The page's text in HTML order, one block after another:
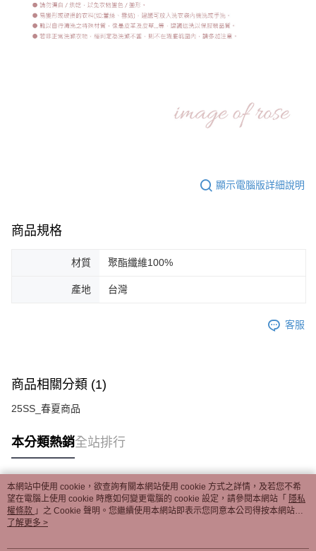
顯示電腦版詳細說明
商品規格
材質 聚酯纖維100%
產地 台灣
客服
商品相關分類 (1)
25SS_春夏商品
本分類熱銷全站排行
熱門標籤
本網站中使用 cookie，欲查詢有關本網站使用 cookie 方式之詳情，及若您不希
望在電腦上使用 cookie 時應如何變更電腦的 cookie 設定，請參閱本網站「 隱私
權條款 」之 Cookie 聲明。您繼續使用本網站即表示您同意本公司得按本網站使
用條款之 Cookie 聲明使用 cookie。
了解更多 >